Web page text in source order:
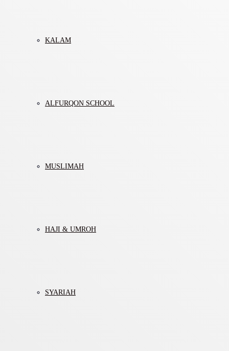
KALAM
ALFURQON SCHOOL
MUSLIMAH
HAJI & UMROH
SYARIAH